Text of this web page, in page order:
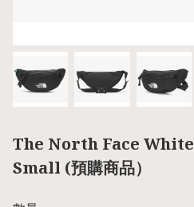
The North Face
Small (預購商品）